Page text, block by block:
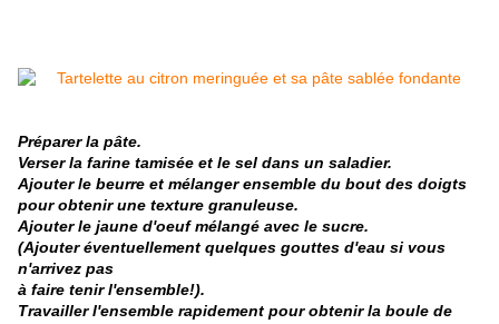
Préparer la pâte.
Verser la farine tamisée et le sel dans un saladier.
Ajouter le beurre et mélanger ensemble du bout des doigts
pour obtenir une texture granuleuse.
Ajouter le jaune d'oeuf mélangé avec le sucre.
(Ajouter éventuellement quelques gouttes d'eau si vous
n'arrivez pas
à faire tenir l'ensemble!).
Travailler l'ensemble rapidement pour obtenir la boule de